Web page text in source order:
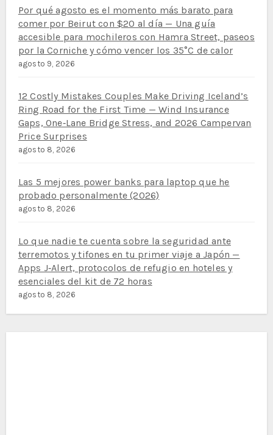
Por qué agosto es el momento más barato para
comer por Beirut con $20 al día — Una guía
accesible para mochileros con Hamra Street, paseos
por la Corniche y cómo vencer los 35°C de calor
agosto 9, 2026
12 Costly Mistakes Couples Make Driving Iceland’s
Ring Road for the First Time — Wind Insurance
Gaps, One‑Lane Bridge Stress, and 2026 Campervan
Price Surprises
agosto 8, 2026
Las 5 mejores power banks para laptop que he
probado personalmente (2026)
agosto 8, 2026
Lo que nadie te cuenta sobre la seguridad ante
terremotos y tifones en tu primer viaje a Japón —
Apps J‑Alert, protocolos de refugio en hoteles y
esenciales del kit de 72 horas
agosto 8, 2026